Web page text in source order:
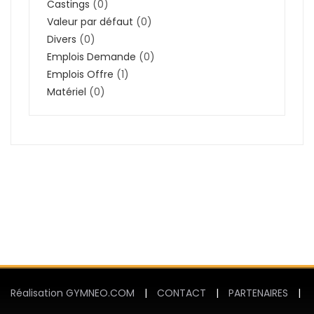
Castings (0)
Valeur par défaut (0)
Divers (0)
Emplois Demande (0)
Emplois Offre (1)
Matériel (0)
Réalisation GYMNEO.COM | CONTACT | PARTENAIRES
|